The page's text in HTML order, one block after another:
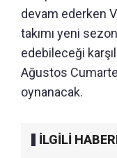
devam ederken
takımı yeni
edebileceği
Ağustos
oynanacak.
İLGİLİ